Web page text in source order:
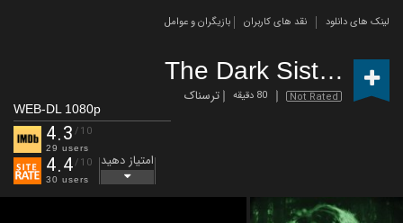
لینک های دانلود نقد های کاربران بازیگران و عوامل
The Dark Sisters
Not Rated 80 دقیقه ترسناک
WEB-DL 1080p
4.3 /10
29 users
4.4/10
30 users
امتیاز دهید